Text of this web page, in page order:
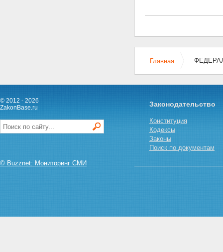
Главная
© 2012 - 2026
ZakonBase.ru
© Buzznet: Мониторинг СМИ
Законодательство
Конституция
Кодексы
Законы
Поиск по документам